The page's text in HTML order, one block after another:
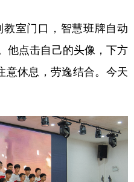
室门口，智慧班牌自动
他点击自己的头像，下方
意休息，劳逸结合。今天